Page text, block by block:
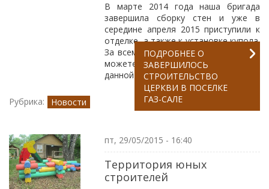
В марте 2014 года наша бригада
завершила сборку стен и уже в
середине апреля 2015 приступили к
отделке, а также к установке купола.
За всеми этапами строительства вы
можете проследить по фото в
данной статье...
Рубрика: Новости
ПОДРОБНЕЕ О
ЗАВЕРШИЛОСЬ
СТРОИТЕЛЬСТВО
ЦЕРКВИ В ПОСЕЛКЕ
ГАЗ-САЛЕ
пт, 29/05/2015 - 16:40
Территория юных
строителей